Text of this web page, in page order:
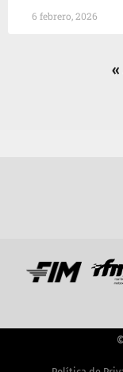
6 febrero, 2026
«